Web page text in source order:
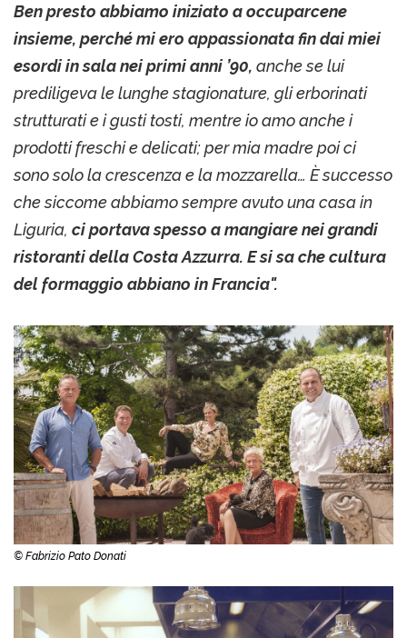
Ben presto abbiamo iniziato a occuparcene
insieme, perché mi ero appassionata fin dai miei
esordi in sala nei primi anni ’90, anche se lui
prediligeva le lunghe stagionature, gli erborinati
strutturati e i gusti tosti, mentre io amo anche i
prodotti freschi e delicati; per mia madre poi ci
sono solo la crescenza e la mozzarella… È successo
che siccome abbiamo sempre avuto una casa in
Liguria, ci portava spesso a mangiare nei grandi
ristoranti della Costa Azzurra. E si sa che cultura
del formaggio abbiano in Francia".
© Fabrizio Pato Donati